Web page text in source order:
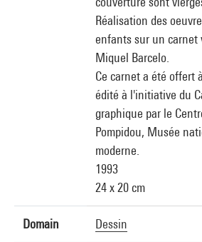
Réalisation des
enfants sur un carnet
Miquel Barcelo.
Ce carnet a été offert
édité à l'initiative du
graphique par le
Pompidou, Musée
moderne.
1993
24 x 20 cm
Domain Dessin